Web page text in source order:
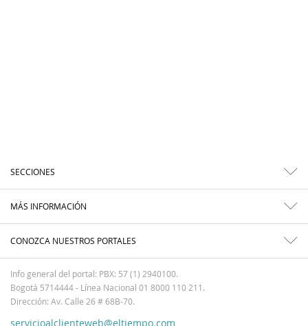
SECCIONES
MÁS INFORMACIÓN
CONOZCA NUESTROS PORTALES
Info general del portal: PBX: 57 (1) 2940100.
Bogotá 5714444 - Línea Nacional 01 8000 110 211.
Dirección: Av. Calle 26 # 68B-70.
servicioalclienteweb@eltiempo.com